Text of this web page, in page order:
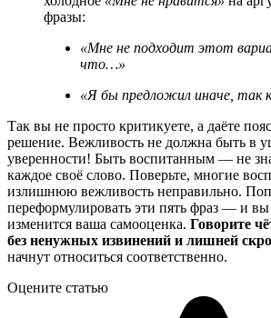
фразы:
«Мне не подходит этот
что…»
«Я бы предложил иначе, так
Так вы не просто критикуете, а даёте
решение. Вежливость не должна быть в
уверенности! Быть воспитанным — не
каждое своё слово. Поверьте, многие
излишнюю вежливость неправильно.
переформулировать эти пять фраз — и вы
изменится ваша самооценка. Говорите
без ненужных извинений и лишней
начнут относиться соответственно.
Оцените статью